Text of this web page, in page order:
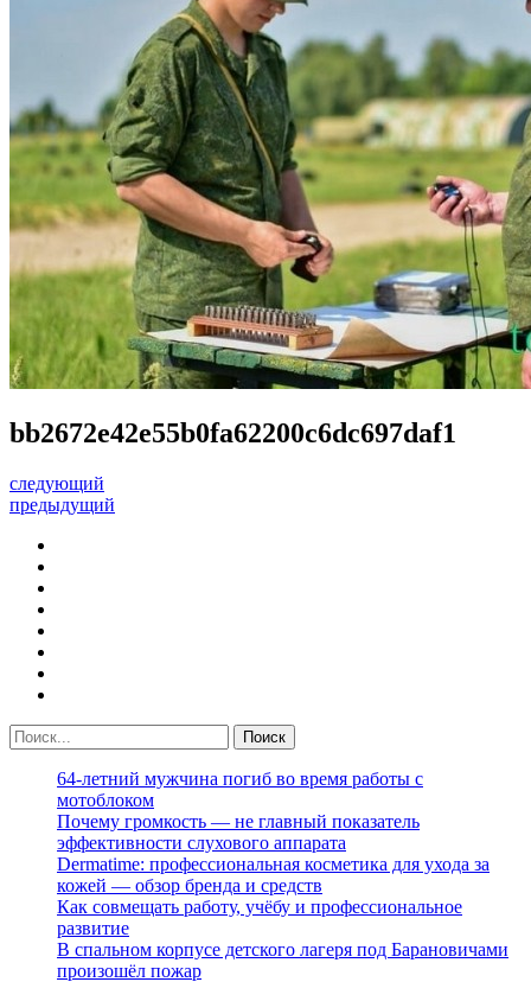
bb2672e42e55b0fa62200c6dc697daf1
следующий
предыдущий
64-летний мужчина погиб во время работы с
мотоблоком
Почему громкость — не главный показатель
эффективности слухового аппарата
Dermatime: профессиональная косметика для ухода за
кожей — обзор бренда и средств
Как совмещать работу, учёбу и профессиональное
развитие
В спальном корпусе детского лагеря под Барановичами
произошёл пожар